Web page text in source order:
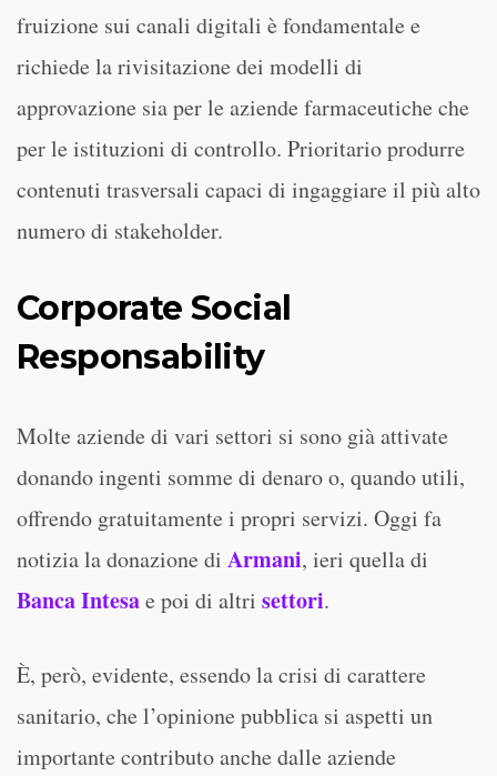
fruizione sui canali digitali è fondamentale e
richiede la rivisitazione dei modelli di
approvazione sia per le aziende farmaceutiche che
per le istituzioni di controllo. Prioritario produrre
contenuti trasversali capaci di ingaggiare il più alto
numero di stakeholder.
Corporate Social
Responsability
Molte aziende di vari settori si sono già attivate
donando ingenti somme di denaro o, quando utili,
offrendo gratuitamente i propri servizi. Oggi fa
notizia la donazione di Armani, ieri quella di
Banca Intesae poi di altri settori.
È, però, evidente, essendo la crisi di carattere
sanitario, che l’opinione pubblica si aspetti un
importante contributo anche dalle aziende